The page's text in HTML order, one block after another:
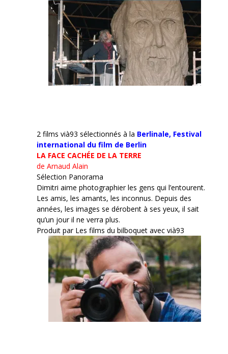
2 films vià93 sélectionnés à la Berlinale, Festival
international du film de Berlin
LA FACE CACHÉE DE LA TERRE
de Arnaud Alain
Sélection Panorama
Dimitri aime photographier les gens qui l’entourent.
Les amis, les amants, les inconnus. Depuis des
années, les images se dérobent à ses yeux, il sait
qu’un jour il ne verra plus.
Produit par Les films du bilboquet avec vià93